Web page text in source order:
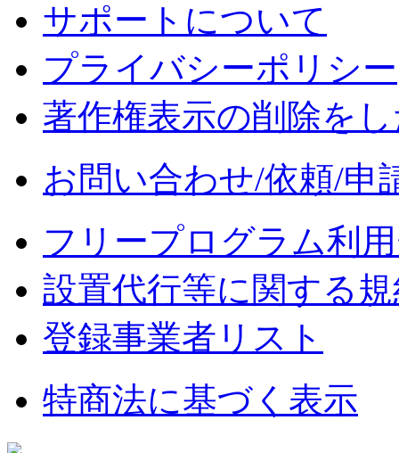
サポートについて
プライバシーポリシー
著作権表示の削除を
お問い合わせ/依頼/申
フリープログラム利
設置代行等に関する
登録事業者リスト
特商法に基づく表示